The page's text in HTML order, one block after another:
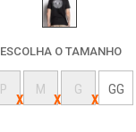
ESCOLHA O TAMANHO
P M G GG